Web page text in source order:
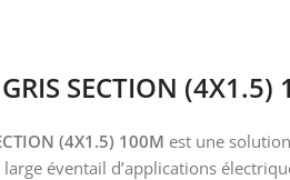
SECTION (4X1.5)
(4X1.5) 100M est une
éventail d’applications